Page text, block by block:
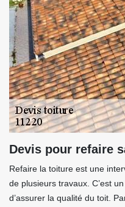
Devis pour refaire
Refaire la toiture est une
de plusieurs travaux. C’est
d’assurer la qualité du toit.